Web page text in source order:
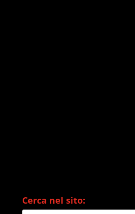
Cerca nel sito: